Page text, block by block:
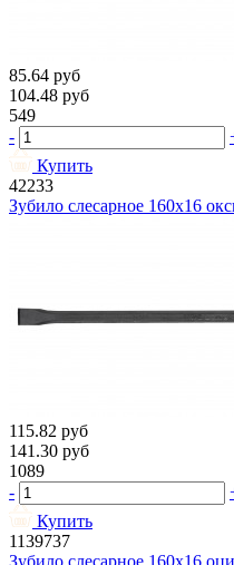
85.64 руб
104.48 руб
549
-
Купить
42233
Зубило слесарное 160х16
115.82 руб
141.30 руб
1089
-
Купить
1139737
Зубило слесарное 160х16